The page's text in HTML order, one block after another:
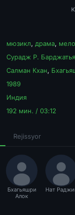
мюзикл, драма,
Сурадж Р. Барджатья
Салман Кхан,
1989
Индия
192 мин. / 03:12
Rejissyor
Бхагьяшри
Алок
Нат